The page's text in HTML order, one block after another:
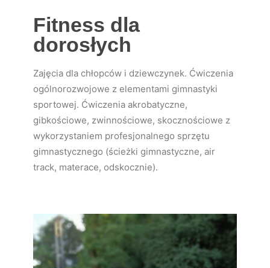
Fitness dla
dorosłych
Zajęcia dla chłopców i dziewczynek. Ćwiczenia
ogólnorozwojowe z elementami gimnastyki
sportowej. Ćwiczenia akrobatyczne,
gibkościowe, zwinnościowe, skocznościowe z
wykorzystaniem profesjonalnego sprzętu
gimnastycznego (ścieżki gimnastyczne, air
track, materace, odskocznie).